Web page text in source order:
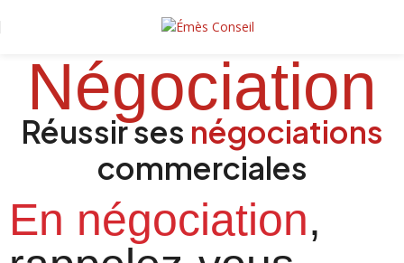
Négociation
Réussir ses négociations
commerciales
En négociation,